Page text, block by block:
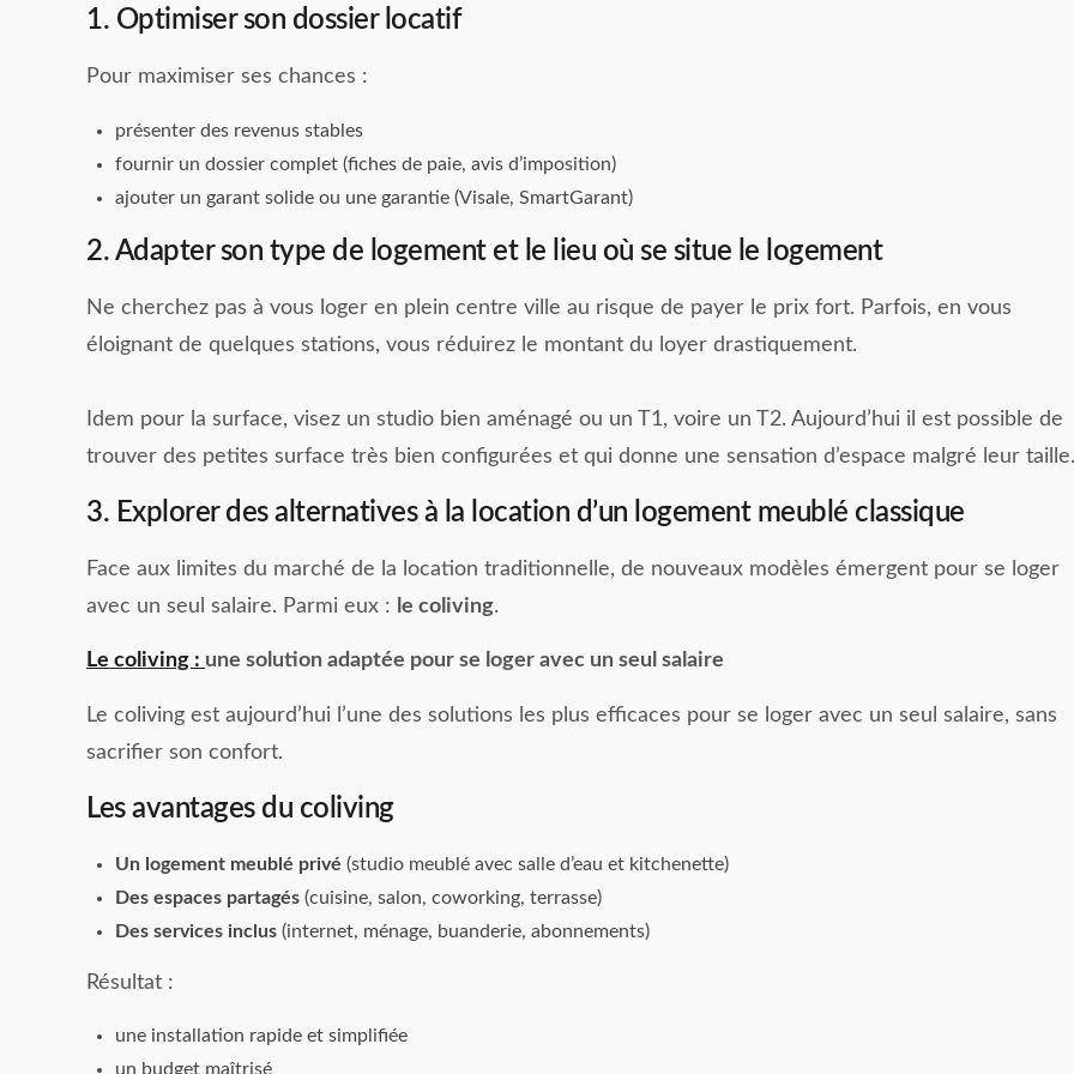
1. Optimiser son dossier locatif
Pour maximiser ses chances :
présenter des revenus stables
fournir un dossier complet (fiches de paie, avis d’imposition)
ajouter un garant solide ou une garantie (Visale, SmartGarant)
2. Adapter son type de logement et le lieu où se situe le logement
Ne cherchez pas à vous loger en plein centre ville au risque de payer le prix fort. Parfois, en vous
éloignant de quelques stations, vous réduirez le montant du loyer drastiquement.
Idem pour la surface, visez un studio bien aménagé ou un T1, voire un T2. Aujourd’hui il est possible de
trouver des petites surface très bien configurées et qui donne une sensation d’espace malgré leur taille.
3. Explorer des alternatives à la location d’un logement meublé classique
Face aux limites du marché de la location traditionnelle, de nouveaux modèles émergent pour se loger
avec un seul salaire. Parmi eux : le coliving.
Le coliving : une solution adaptée pour se loger avec un seul salaire
Le coliving est aujourd’hui l’une des solutions les plus efficaces pour se loger avec un seul salaire, sans
sacrifier son confort.
Les avantages du coliving
Un logement meublé privé (studio meublé avec salle d’eau et kitchenette)
Des espaces partagés (cuisine, salon, coworking, terrasse)
Des services inclus (internet, ménage, buanderie, abonnements)
Résultat :
une installation rapide et simplifiée
un budget maîtrisé